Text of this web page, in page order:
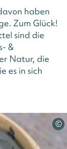
haben
Zum Glück!
sind die
&
Natur, die
es in sich
©